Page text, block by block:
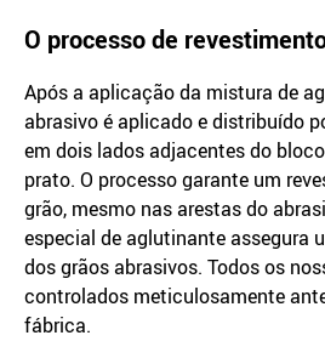
O processo de
Após a aplicação da mistura de
abrasivo é aplicado e distribuído
em dois lados adjacentes do
prato. O processo garante um
grão, mesmo nas arestas do
especial de aglutinante assegura
dos grãos abrasivos. Todos os
controlados meticulosamente
fábrica.